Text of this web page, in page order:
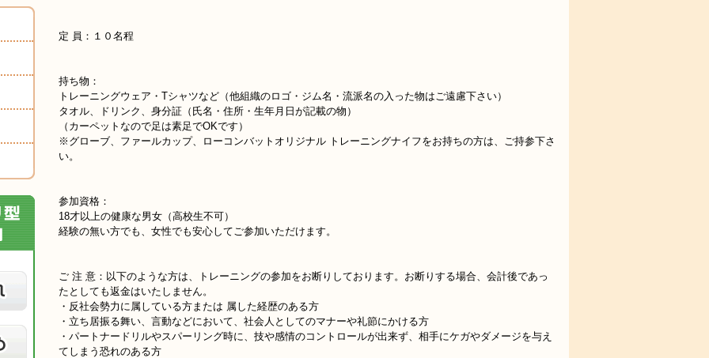
定 員：１０名程
持ち物：
トレーニングウェア・Tシャツなど（他組織のロゴ・ジム名・流派名の入った物はご遠慮下さい）
タオル、ドリンク、身分証（氏名・住所・生年月日が記載の物）
（カーペットなので足は素足でOKです）
※グローブ、ファールカップ、ローコンバットオリジナル トレーニングナイフをお持ちの方は、ご持参下さ
い。
参加資格：
18才以上の健康な男女（高校生不可）
経験の無い方でも、女性でも安心してご参加いただけます。
ご 注 意：以下のような方は、トレーニングの参加をお断りしております。お断りする場合、会計後であっ
たとしても返金はいたしません。
・反社会勢力に属している方または 属した経歴のある方
・立ち居振る舞い、言動などにおいて、社会人としてのマナーや礼節にかける方
・パートナードリルやスパーリング時に、技や感情のコントロールが出来ず、相手にケガやダメージを与え
てしまう恐れのある方